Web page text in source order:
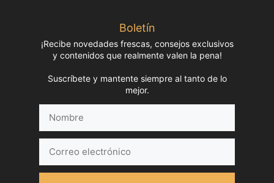
Boletín
¡Recibe novedades frescas, consejos exclusivos
y contenidos que realmente valen la pena!
Suscríbete y mantente siempre al tanto de lo
mejor.
electrónico